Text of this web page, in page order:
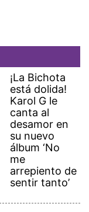
¡La Bichota
está dolida!
Karol G le
canta al
desamor en
su nuevo
álbum ‘No
me
arrepiento de
sentir tanto’